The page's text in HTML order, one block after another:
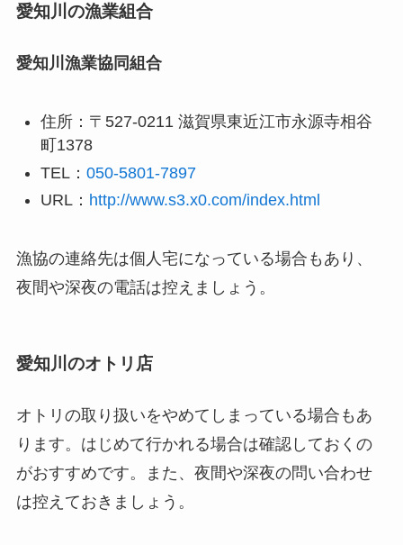
愛知川の漁業組合
愛知川漁業協同組合
住所：〒527-0211 滋賀県東近江市永源寺相谷
町1378
TEL： 050-5801-7897
URL： http://www.s3.x0.com/index.html
漁協の連絡先は個人宅になっている場合もあり、
夜間や深夜の電話は控えましょう。
愛知川のオトリ店
オトリの取り扱いをやめてしまっている場合もあ
ります。はじめて行かれる場合は確認しておくの
がおすすめです。また、夜間や深夜の問い合わせ
は控えておきましょう。